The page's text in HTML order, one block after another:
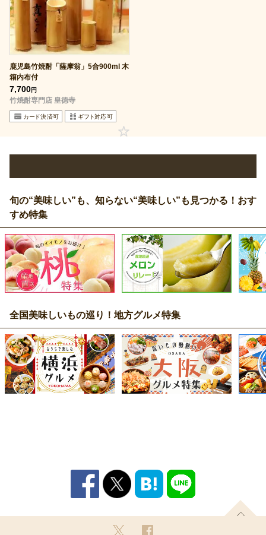
鹿児島竹焼酎「薩摩翁」5合900ml 木
箱内布付
7,700円
竹焼酎専門店 皇徳寺
旬の“美味しい”も、知らない“美味しい”も見つかる！おす
すめ特集
全国美味しいもの巡り！地方グルメ特集